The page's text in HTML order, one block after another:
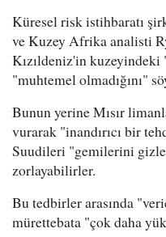
Küresel risk istihbaratı
ve Kuzey Afrika analisti
Kızıldeniz'in kuzeyindeki
"muhtemel olmadığını"
Bunun yerine Mısır
vurarak "inandırıcı bir
Suudileri "gemilerini
zorlayabilirler.
Bu tedbirler arasında
mürettebata "çok daha